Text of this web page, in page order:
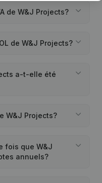
de W&J Projects?
de W&J Projects?
a-t-elle été
W&J Projects?
fois que W&J
annuels?